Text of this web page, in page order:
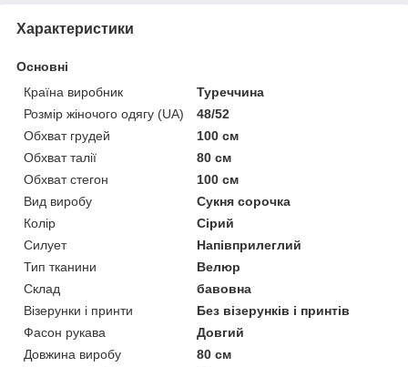
Характеристики
Основні
Країна виробник
Туреччина
Розмір жіночого одягу (UA)
48/52
Обхват грудей
100 см
Обхват талії
80 см
Обхват стегон
100 см
Вид виробу
Сукня сорочка
Колір
Сірий
Силует
Напівприлеглий
Тип тканини
Велюр
Склад
бавовна
Візерунки і принти
Без візерунків і принтів
Фасон рукава
Довгий
Довжина виробу
80 см